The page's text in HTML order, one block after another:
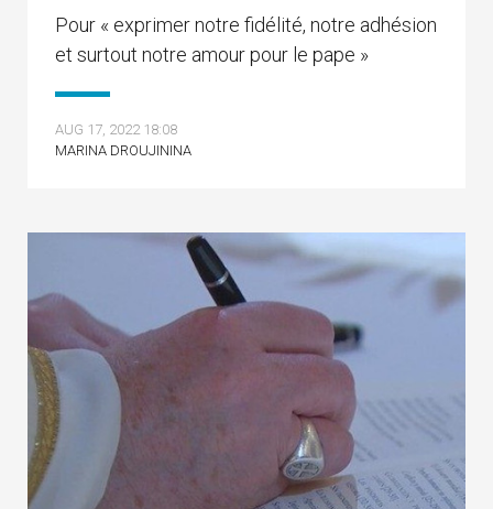
Pour « exprimer notre fidélité, notre adhésion
et surtout notre amour pour le pape »
AUG 17, 2022 18:08
MARINA DROUJININA